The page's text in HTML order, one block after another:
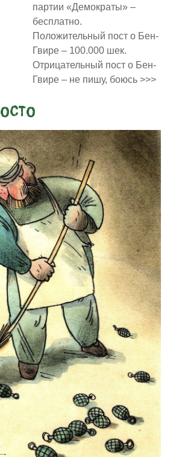
партии «Демократы» –
бесплатно.
Положительный пост о Бен-
Гвире – 100.000 шек.
Отрицательный пост о Бен-
Гвире – не пишу, боюсь >>>